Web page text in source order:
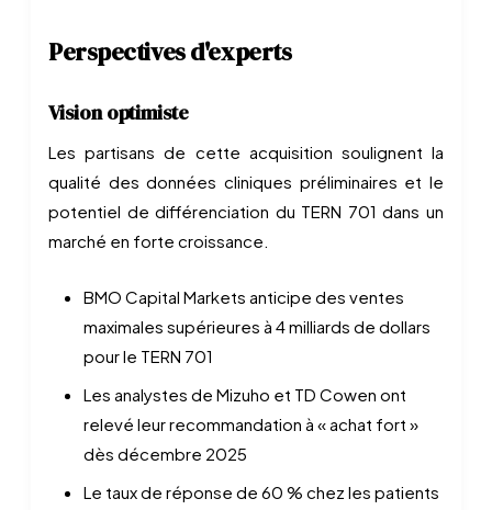
Perspectives d'experts
Vision optimiste
Les partisans de cette acquisition soulignent la
qualité des données cliniques préliminaires et le
potentiel de différenciation du TERN 701 dans un
marché en forte croissance.
BMO Capital Markets anticipe des ventes
maximales supérieures à 4 milliards de dollars
pour le TERN 701
Les analystes de Mizuho et TD Cowen ont
relevé leur recommandation à « achat fort »
dès décembre 2025
Le taux de réponse de 60 % chez les patients